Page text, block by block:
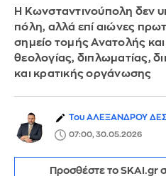
Η Κωνσταντινούπολη δεν
πόλη, αλλά επί αιώνες
σημείο τομής Ανατολής
θεολογίας, διπλωματίας,
και κρατικής οργάνωσης
Του ΑΛΕΞΑΝΔΡΟΥ
07:00, 30.05.2026
Προσθέστε το SKAI.gr